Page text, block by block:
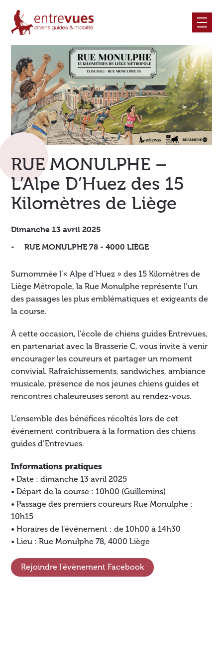
content
RUE MONULPHE –
L’Alpe D’Huez des 15
Kilomètres de Liège
Dimanche 13 avril 2025
RUE MONULPHE 78 - 4000 LIÈGE
Surnommée l’« Alpe d’Huez » des 15 Kilomètres de
Liège Métropole, la Rue Monulphe représente l’un
des passages les plus emblématiques et exigeants de
la course.
À cette occasion, l’école de chiens guides Entrevues,
en partenariat avec la Brasserie C, vous invite à venir
encourager les coureurs et partager un moment
convivial. Rafraîchissements, sandwiches, ambiance
musicale, présence de nos jeunes chiens guides et
rencontres chaleureuses seront au rendez-vous.
L’ensemble des bénéfices récoltés lors de cet
événement contribuera à la formation des chiens
guides d’Entrevues.
Informations pratiques
• Date : dimanche 13 avril 2025
• Départ de la course : 10h00 (Guillemins)
• Passage des premiers coureurs Rue Monulphe :
10h15
• Horaires de l’événement : de 10h00 à 14h30
• Lieu : Rue Monulphe 78, 4000 Liège
Rejoindre l'évènement Facebook